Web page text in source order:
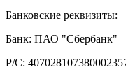
Банковские реквизиты:
Банк: ПАО "Сбербанк"
Р/С: